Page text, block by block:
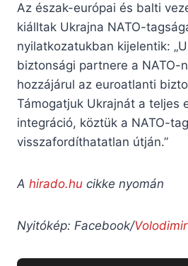
Az észak-európai és balti
kiálltak Ukrajna NATO-
nyilatkozatukban kijelentik:
biztonsági partnere a NATO-
hozzájárul az euroatlanti
Támogatjuk Ukrajnát a teljes
integráció, köztük a NATO-
visszafordíthatatlan útján.”
A hirado.hu cikke nyomán
Nyitókép: Facebook/